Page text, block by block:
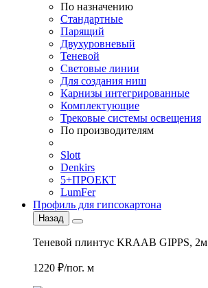
По назначению
Стандартные
Парящий
Двухуровневый
Теневой
Световые линии
Для создания ниш
Карнизы интегрированные
Комплектующие
Трековые системы освещения
По производителям
Slott
Denkirs
5+ПРОЕКТ
LumFer
Профиль для гипсокартона
Назад
Теневой плинтус KRAAB GIPPS, 2м
1220 ₽/пог. м